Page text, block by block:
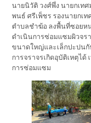
นายนิวัติ วงศ์พึ่ง นายกเท
พนธ์ ศรีเพ็ชร รองนายกเ
ตำบลชำฆ้อ ลงพื้นที่ซอยห
ดำเนินการซ่อมแซมผิวจร
ขนาดใหญ่และเล็กปะปน
การจราจรเกิดอุบัติเหตุไ
การซ่อมแซม